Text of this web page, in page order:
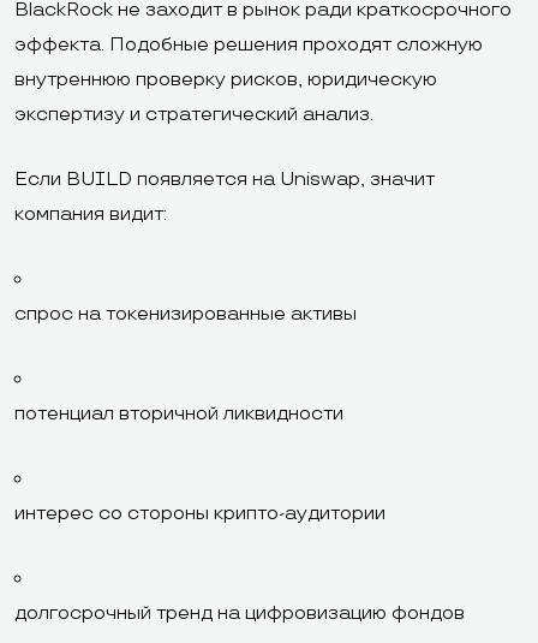
BlackRock не заходит в рынок ради краткосрочного
эффекта. Подобные решения проходят сложную
внутреннюю проверку рисков, юридическую
экспертизу и стратегический анализ.
Если BUILD появляется на Uniswap, значит
компания видит:
спрос на токенизированные активы
потенциал вторичной ликвидности
интерес со стороны крипто-аудитории
долгосрочный тренд на цифровизацию фондов